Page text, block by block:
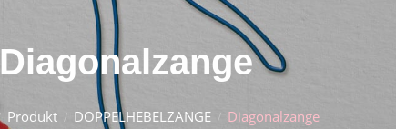
Diagonalzange
Produkt DOPPELHEBELZANGE Diagonalzange